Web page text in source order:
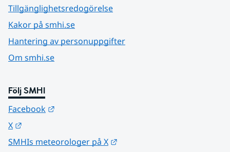
Tillgänglighetsredogörelse
Kakor på smhi.se
Hantering av personuppgifter
Om smhi.se
Följ SMHI
Facebook
X
SMHIs meteorologer på X